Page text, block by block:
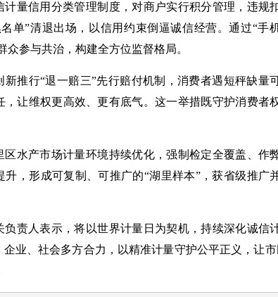
计量信用分类管理制度，对商户实行积分管理，违规扣
单”清退出场，以信用约束倒逼诚信经营。通过“手
众参与共治，构建全方位监督格局。
新推行“退一赔三”先行赔付机制，消费者遇短秤缺量
让维权更高效、更有底气。这一举措既守护消费者
区水产市场计量环境持续优化，强制检定全覆盖、作
，形成可复制、可推广的“湖里样本”，获省级推广
负责人表示，将以世界计量日为契机，持续深化诚信
业、社会多方合力，以精准计量守护公平正义，让市